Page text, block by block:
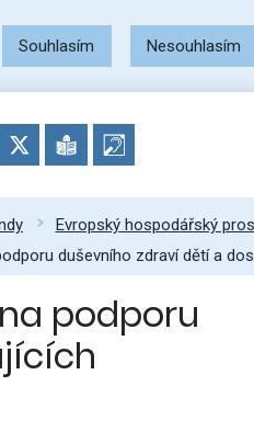
Souhlasím Nesouhlasím
Evropský hospodářský
duševního zdraví dětí a
podporu